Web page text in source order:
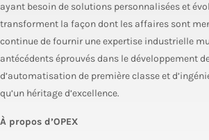
ayant besoin de solutions personnalisées et
transforment la façon dont les affaires sont
continue de fournir une expertise industrielle
antécédents éprouvés dans le développement
d’automatisation de première classe et
qu’un héritage d’excellence.
À propos d’OPEX